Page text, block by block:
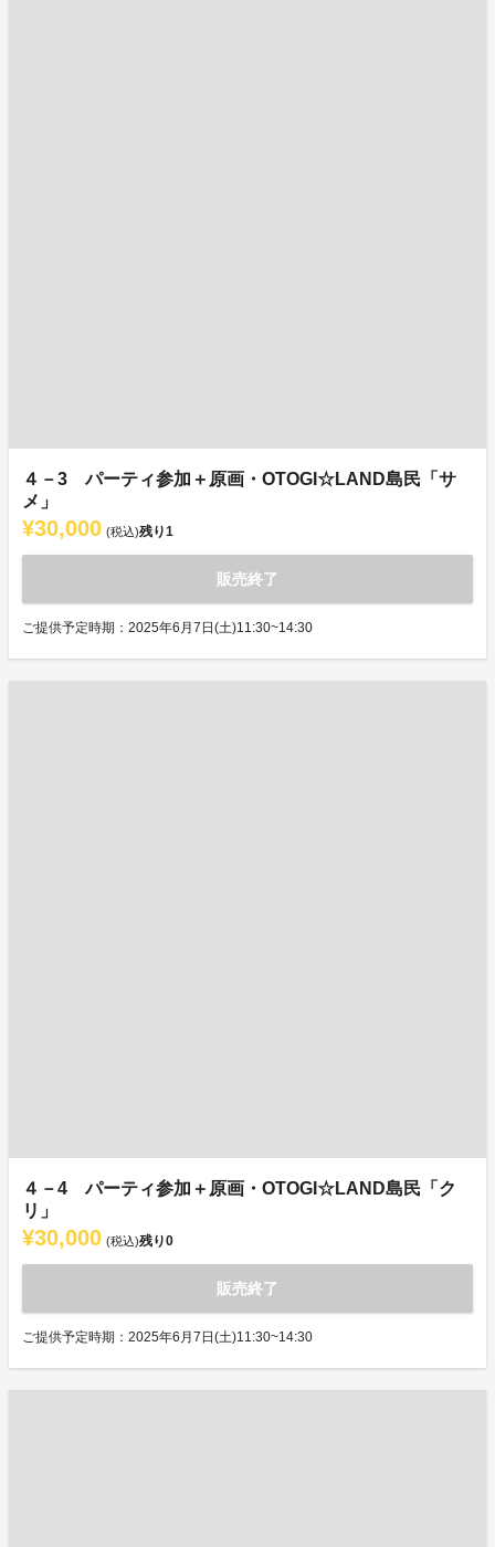
４－3 パーティ参加＋原画・OTOGI☆LAND島民「サ
メ」
¥30,000 (税込)残り1
販売終了
ご提供予定時期：2025年6月7日(土)11:30~14:30
４－4 パーティ参加＋原画・OTOGI☆LAND島民「ク
リ」
¥30,000 (税込)残り0
販売終了
ご提供予定時期：2025年6月7日(土)11:30~14:30